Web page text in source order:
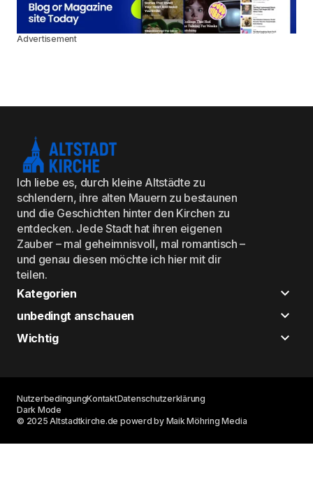
Advertisement
Ich liebe es, durch kleine Altstädte zu
schlendern, ihre alten Mauern zu bestaunen
und die Geschichten hinter den Kirchen zu
entdecken. Jede Stadt hat ihren eigenen
Zauber – mal geheimnisvoll, mal romantisch –
und genau diesen möchte ich hier mit dir
teilen.
Kategorien
unbedingt anschauen
Wichtig
© 2025 Altstadtkirche.de powerd by Maik Möhring Media
NutzerbedingungKontaktDatenschutzerklärung
Dark Mode